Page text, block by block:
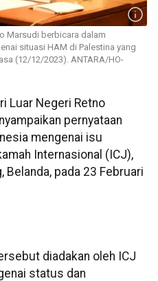
Marsudi berbicara dalam
situasi HAM di Palestina yang
(12/12/2023). ANTARA/HO-
Luar Negeri Retno
pernyataan
mengenai isu
Internasional (ICJ),
Belanda, pada 23 Februari
diadakan oleh ICJ
status dan